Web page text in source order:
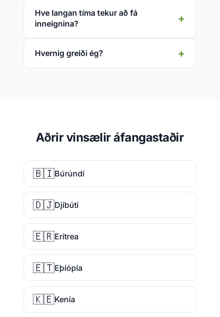
Hve langan tíma tekur að fá
inneignina?
Hvernig greiði ég?
Aðrir vinsælir áfangastaðir
🇧🇮Búrúndí
🇩🇯Djíbútí
🇪🇷Erítrea
🇪🇹Eþíópía
🇰🇪Kenía